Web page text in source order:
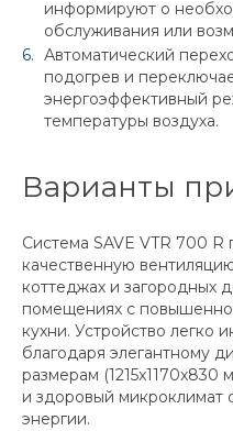
информируют о
обслуживания или
Автоматический
подогрев и
энергоэффективный
температуры воздуха.
Варианты
Система SAVE VTR 700 R
качественную
коттеджах и загородных
помещениях с
кухни. Устройство легко
благодаря элегантному
размерам
и здоровый микроклимат
энергии.